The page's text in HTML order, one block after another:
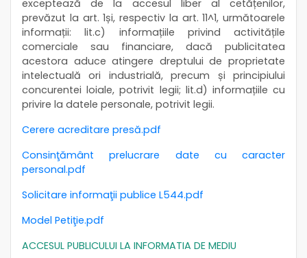
exceptează de la accesul liber al cetățenilor,
prevăzut la art. 1și, respectiv la art. 11^1, următoarele
informații: lit.c) informațiile privind activitățile
comerciale sau financiare, dacă publicitatea
acestora aduce atingere dreptului de proprietate
intelectuală ori industrială, precum și principiului
concurentei loiale, potrivit legii; lit.d) informațiile cu
privire la datele personale, potrivit legii.
Cerere acreditare presă.pdf
Consinţământ prelucrare date cu caracter
personal.pdf
Solicitare informaţii publice L544.pdf
Model Petiţie.pdf
ACCESUL PUBLICULUI LA INFORMATIA DE MEDIU